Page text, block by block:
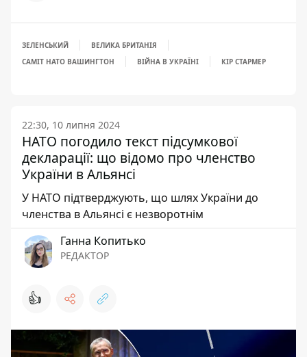
ЗЕЛЕНСЬКИЙ
ВЕЛИКА БРИТАНІЯ
САМІТ НАТО ВАШИНГТОН
ВІЙНА В УКРАЇНІ КІР СТАРМЕР
22:30, 10 липня 2024
НАТО погодило текст підсумкової
декларації: що відомо про членство
України в Альянсі
У НАТО підтверджують, що шлях України до
членства в Альянсі є незворотнім
Ганна Копитько
РЕДАКТОР
👍